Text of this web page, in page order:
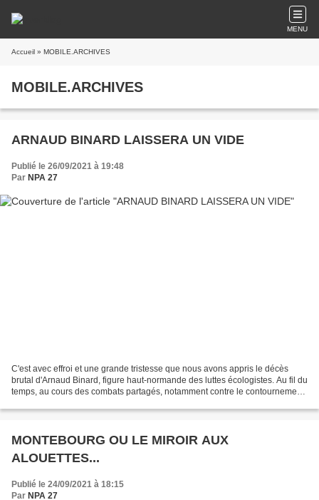
MENU
Accueil » MOBILE.ARCHIVES
MOBILE.ARCHIVES
ARNAUD BINARD LAISSERA UN VIDE
Publié le 26/09/2021 à 19:48
Par NPA 27
C'est avec effroi et une grande tristesse que nous avons appris le décès
brutal d'Arnaud Binard, figure haut-normande des luttes écologistes. Au fil du
temps, au cours des combats partagés, notamment contre le contournement
MONTEBOURG OU LE MIROIR AUX
ALOUETTES...
Publié le 24/09/2021 à 18:15
Par NPA 27